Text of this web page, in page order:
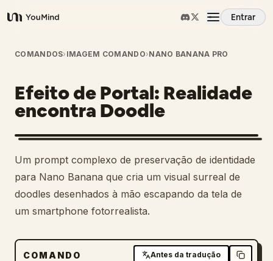
YouMind
Entrar
Visão Geral
Casos de Uso
Habilidades
Prompts
Preços
Baixar
COMANDOS› IMAGEM COMANDO›NANO BANANA PRO
Efeito de Portal: Realidade
encontra Doodle
Um prompt complexo de preservação de identidade
para Nano Banana que cria um visual surreal de
doodles desenhados à mão escapando da tela de
um smartphone fotorrealista.
COMANDO Antes da tradução